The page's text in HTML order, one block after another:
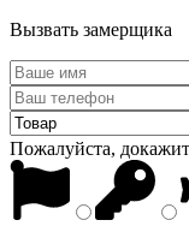
Вызвать замерщика
Пожалуйста,